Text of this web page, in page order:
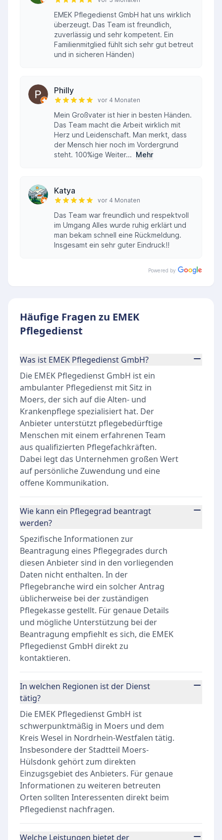
EMEK Pflegedienst GmbH hat uns wirklich
überzeugt. Das Team ist freundlich,
zuverlässig und sehr kompetent. Ein
Familienmitglied fühlt sich sehr gut betreut
und in sicheren Händen)
Philly
vor 4 Monaten
Mein Großvater ist hier in besten Händen.
Das Team macht die Arbeit wirklich mit
Herz und Leidenschaft. Man merkt, dass
der Mensch hier noch im Vordergrund
steht. 100%ige Weiter... Mehr
Katya
vor 4 Monaten
Das Team war freundlich und respektvoll
im Umgang Alles wurde ruhig erklärt und
man bekam schnell eine Rückmeldung.
Insgesamt ein sehr guter Eindruck!!
Powered by
Häufige Fragen zu EMEK
Pflegedienst
Was ist EMEK Pflegedienst GmbH?
Die EMEK Pflegedienst GmbH ist ein
ambulanter Pflegedienst mit Sitz in
Moers, der sich auf die Alten- und
Krankenpflege spezialisiert hat. Der
Anbieter unterstützt pflegebedürftige
Menschen mit einem erfahrenen Team
aus qualifizierten Pflegefachkräften.
Dabei legt das Unternehmen großen Wert
auf persönliche Zuwendung und eine
offene Kommunikation.
Wie kann ein Pflegegrad beantragt
werden?
Spezifische Informationen zur
Beantragung eines Pflegegrades durch
diesen Anbieter sind in den vorliegenden
Daten nicht enthalten. In der
Pflegebranche wird ein solcher Antrag
üblicherweise bei der zuständigen
Pflegekasse gestellt. Für genaue Details
und mögliche Unterstützung bei der
Beantragung empfiehlt es sich, die EMEK
Pflegedienst GmbH direkt zu
kontaktieren.
In welchen Regionen ist der Dienst
tätig?
Die EMEK Pflegedienst GmbH ist
schwerpunktmäßig in Moers und dem
Kreis Wesel in Nordrhein-Westfalen tätig.
Insbesondere der Stadtteil Moers-
Hülsdonk gehört zum direkten
Einzugsgebiet des Anbieters. Für genaue
Informationen zu weiteren betreuten
Orten sollten Interessenten direkt beim
Pflegedienst nachfragen.
Welche Leistungen bietet der